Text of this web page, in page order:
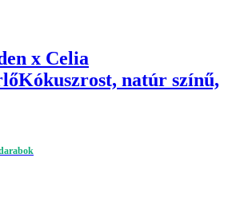
x Celia
Kókuszrost, natúr színű,